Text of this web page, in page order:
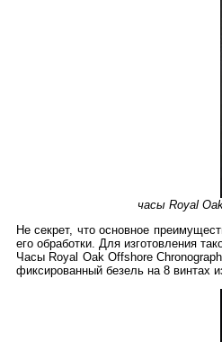
часы Royal
Не секрет, что основное
его обработки. Для изготовления
Часы Royal Oak Offshore
фиксированный безель на 8 винтах